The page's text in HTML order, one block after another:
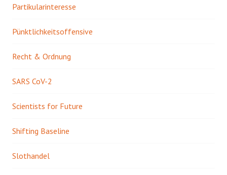
Partikularinteresse
Pünktlichkeitsoffensive
Recht & Ordnung
SARS CoV-2
Scientists for Future
Shifting Baseline
Slothandel